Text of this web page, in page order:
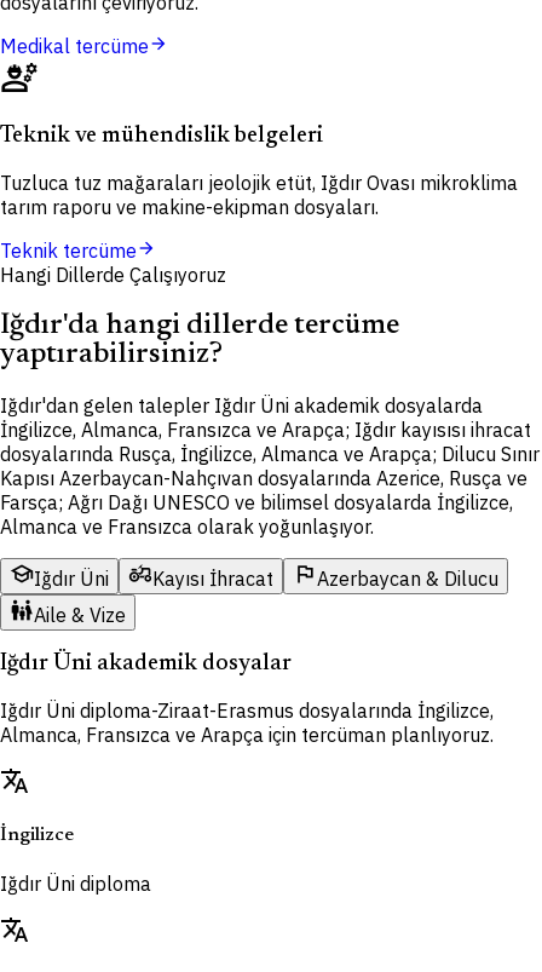
Medikal tercümearrow_forward
engineering
Teknik ve mühendislik belgeleri
Tuzluca tuz mağaraları jeolojik etüt, Iğdır Ovası mikroklima
tarım raporu ve makine-ekipman dosyaları.
Teknik tercümearrow_forward
Hangi Dillerde Çalışıyoruz
Iğdır'da hangi dillerde tercüme
yaptırabilirsiniz?
Iğdır'dan gelen talepler Iğdır Üni akademik dosyalarda
İngilizce, Almanca, Fransızca ve Arapça; Iğdır kayısısı ihracat
dosyalarında Rusça, İngilizce, Almanca ve Arapça; Dilucu Sınır
Kapısı Azerbaycan-Nahçıvan dosyalarında Azerice, Rusça ve
Farsça; Ağrı Dağı UNESCO ve bilimsel dosyalarda İngilizce,
Almanca ve Fransızca olarak yoğunlaşıyor.
schoolIğdır Üni agricultureKayısı İhracat flagAzerbaycan & Dilucu
family_restroomAile & Vize
Iğdır Üni akademik dosyalar
Iğdır Üni diploma-Ziraat-Erasmus dosyalarında İngilizce,
Almanca, Fransızca ve Arapça için tercüman planlıyoruz.
translate
İngilizce
Iğdır Üni diploma
translate